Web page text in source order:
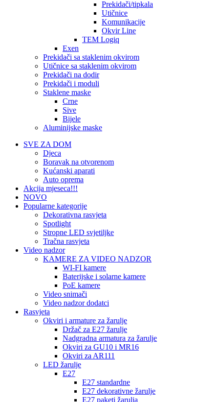
Prekidači/tipkala
Utičnice
Komunikacije
Okvir Line
TEM Logiq
Exen
Prekidači sa staklenim okvirom
Utičnice sa staklenim okvirom
Prekidači na dodir
Prekidači i moduli
Staklene maske
Crne
Sive
Bijele
Aluminijske maske
SVE ZA DOM
Djeca
Boravak na otvorenom
Kućanski aparati
Auto oprema
Akcija mjeseca!!!
NOVO
Popularne kategorije
Dekorativna rasvjeta
Spotlight
Stropne LED svjetiljke
Tračna rasvjeta
Video nadzor
KAMERE ZA VIDEO NADZOR
WI-FI kamere
Baterijske i solarne kamere
PoE kamere
Video snimači
Video nadzor dodatci
Rasvjeta
Okviri i armature za žarulje
Držač za E27 žarulje
Nadgradna armatura za žarulje
Okviri za GU10 i MR16
Okviri za AR111
LED žarulje
E27
E27 standardne
E27 dekorativne žarulje
E27 paketi žarulja